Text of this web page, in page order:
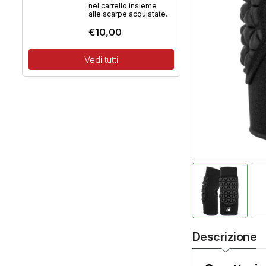
Descrizione
nel carrello insieme
alle scarpe acquistate.
€10,00
Vedi tutti